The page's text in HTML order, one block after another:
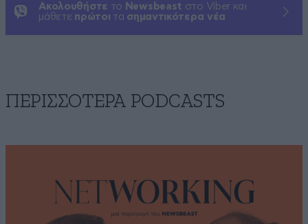
Ακολουθήστε το Newsbeast στο Viber και
μάθετε πρώτοι τα σημαντικότερα νέα
ΠΕΡΙΣΣΟΤΕΡΑ PODCASTS